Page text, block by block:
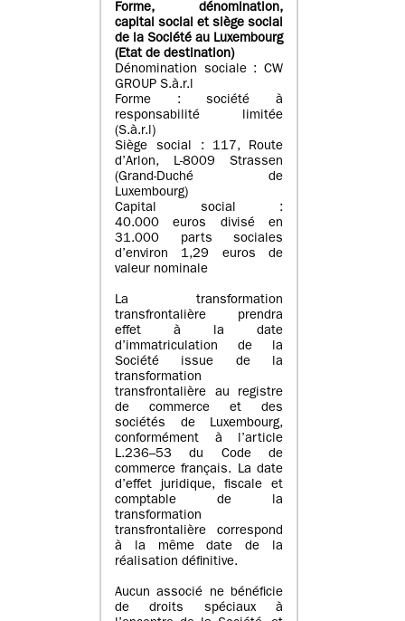
Forme, dénomination,
capital social et siège social
de la Société au Luxembourg
(Etat de destination)
Dénomination sociale : CW
GROUP S.à.r.l
Forme : société à
responsabilité limitée
(S.à.r.l)
Siège social : 117, Route
d’Arlon, L-8009 Strassen
(Grand-Duché de
Luxembourg)
Capital social :
40.000 euros divisé en
31.000 parts sociales
d’environ 1,29 euros de
valeur nominale
La transformation
transfrontalière prendra
effet à la date
d’immatriculation de la
Société issue de la
transformation
transfrontalière au registre
de commerce et des
sociétés de Luxembourg,
conformément à l’article
L.236–53 du Code de
commerce français. La date
d’effet juridique, fiscale et
comptable de la
transformation
transfrontalière correspond
à la même date de la
réalisation définitive.
Aucun associé ne bénéficie
de droits spéciaux à